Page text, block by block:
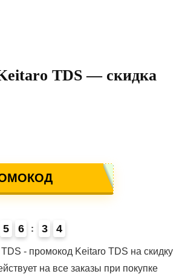
TDS — скидка
5 6 3 3
4
- промокод Keitaro TDS на скидку
на все заказы при покупке